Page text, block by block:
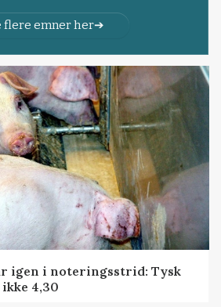
flere emner her
igen i noteringsstrid: Tysk
4,30